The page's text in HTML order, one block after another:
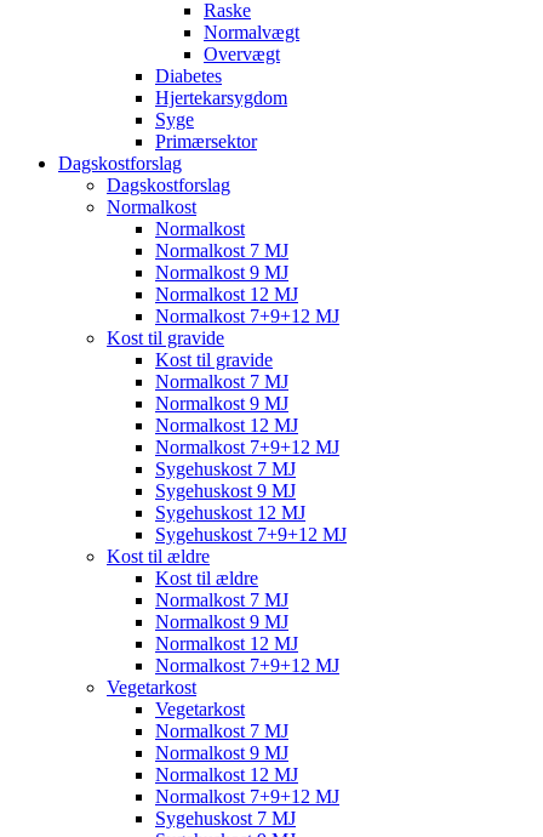
Raske
Normalvægt
Overvægt
Diabetes
Hjertekarsygdom
Syge
Primærsektor
Dagskostforslag
Dagskostforslag
Normalkost
Normalkost
Normalkost 7 MJ
Normalkost 9 MJ
Normalkost 12 MJ
Normalkost 7+9+12 MJ
Kost til gravide
Kost til gravide
Normalkost 7 MJ
Normalkost 9 MJ
Normalkost 12 MJ
Normalkost 7+9+12 MJ
Sygehuskost 7 MJ
Sygehuskost 9 MJ
Sygehuskost 12 MJ
Sygehuskost 7+9+12 MJ
Kost til ældre
Kost til ældre
Normalkost 7 MJ
Normalkost 9 MJ
Normalkost 12 MJ
Normalkost 7+9+12 MJ
Vegetarkost
Vegetarkost
Normalkost 7 MJ
Normalkost 9 MJ
Normalkost 12 MJ
Normalkost 7+9+12 MJ
Sygehuskost 7 MJ